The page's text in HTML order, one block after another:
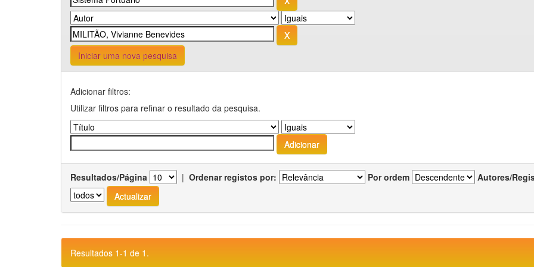
Iniciar uma nova pesquisa
Adicionar filtros:
Utilizar filtros para refinar o resultado da pesquisa.
Resultados/Página | Ordenar registos por: Por ordem Autores/
Resultados 1-1 de 1.